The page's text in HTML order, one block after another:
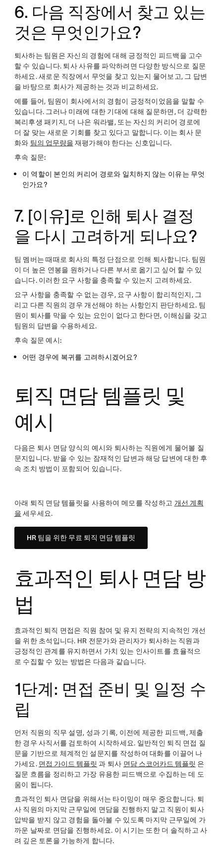
6. 다음 직장에서 찾고 있는
것은 무엇인가요?
퇴사하는 팀원은 자신의 경험에 대해 긍정적인 피드백을 고수
할 수 있습니다. 퇴사 사유를 파악하려면 다양한 방식으로 질문
하세요. 새로운 직장에서 무엇을 찾고 있는지 물어보고, 그 답변
을 바탕으로 회사가 제공하는 것과 비교하세요.
예를 들어, 팀원이 회사에서의 경험이 긍정적이었음을 말할 수
있습니다. 그러나 미래에 대한 기대에 대해 질문하면, 더 강력한
복리후생 패키지, 더 나은 워라밸, 또는 자신의 커리어 경로에
더 잘 맞는 새로운 기회를 찾고 있다고 말합니다. 이는 회사 문
화와 팀의 업무량을 재평가해야 한다는 신호입니다.
후속 질문:
이 역할이 본인의 커리어 경로와 일치하지 않는 이유는 무엇
인가요?
7. [이유]로 인해 퇴사 결정
을 다시 고려하게 되나요?
팀 멤버는 때때로 회사의 특정 단점으로 인해 퇴사합니다. 팀원
이 더 높은 연봉을 원하거나 다른 부서로 옮기고 싶어 할 수 있
습니다. 이러한 요구 사항을 충족할 수 있는지 고려하세요.
요구 사항을 충족할 수 없는 경우, 요구 사항이 합리적인지, 그
리고 다른 직원의 경우 개선해야 하는 사항인지 판단하세요. 팀
원이 퇴사를 막을 수 있는 요인이 없다고 한다면, 이해심을 갖고
팀원의 답변을 수용하세요.
후속 질문 예시:
어떤 경우에 복귀를 고려하시겠어요?
퇴직 면담 템플릿 및
예시
다음은 퇴사 면담 양식의 예시와 퇴사하는 직원에게 물어볼 질
문지입니다. 받을 수 있는 잠재적인 답변과 해당 답변에 대한 후
속 조치 방법이 포함되어 있습니다.
아래 퇴직 면담 템플릿을 사용하여 메모를 작성하고 개선 계획
을 세우세요.
HR 팀을 위한 무료 퇴직 면담 템플릿
효과적인 퇴사 면담 방
법
효과적인 퇴직 면접은 직원 참여 및 유지 전략의 지속적인 개선
을 위한 초석입니다. HR 전문가와 관리자가 퇴사하는 직원과
긍정적인 관계를 유지하면서 가치 있는 인사이트를 효율적으
로 수집할 수 있는 방법은 다음과 같습니다.
1단계: 면접 준비 및 일정 수
립
먼저 직원의 직무 설명, 성과 기록, 이전에 제공한 피드백, 제출
한 경우 사직서를 검토하여 시작하세요. 일반적인 퇴직 면접 질
문을 기반으로 체계적인 설문지를 작성하여 대화를 이끌어 나
가세요. 면접 가이드 템플릿 과 퇴사 면담 스코어카드 템플릿 은
질문 흐름을 정리하고 가장 유용한 피드백으로 수집하는 데 도
움이 됩니다.
효과적인 퇴사 면담을 위해서는 타이밍이 매우 중요합니다. 퇴
사 직원의 마지막 근무일에 면담을 진행하지 말고 직원이 퇴사
압박을 받지 않고 경험을 돌아볼 수 있도록 마지막 근무일에 가
까운 날짜로 면담을 진행하세요. 이 시기는 또한 더 솔직하고 사
려 깊은 토론을 가능하게 합니다.